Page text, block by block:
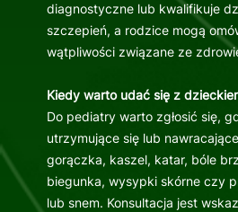
diagnostyczne lub kwalifikuje
szczepień, a rodzice mogą
wątpliwości związane ze
Kiedy warto udać się z
Do pediatry warto zgłosić się,
utrzymujące się lub
gorączka, kaszel, katar, bóle
biegunka, wysypki skórne czy
lub snem. Konsultacja jest